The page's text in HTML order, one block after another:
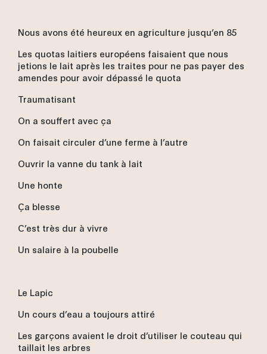
Nous avons été heureux en agriculture jusqu’en 85
Les quotas laitiers européens faisaient que nous
jetions le lait après les traites pour ne pas payer des
amendes pour avoir dépassé le quota
Traumatisant
On a souffert avec ça
On faisait circuler d’une ferme à l’autre
Ouvrir la vanne du tank à lait
Une honte
Ça blesse
C’est très dur à vivre
Un salaire à la poubelle
Le Lapic
Un cours d’eau a toujours attiré
Les garçons avaient le droit d’utiliser le couteau qui
taillait les arbres